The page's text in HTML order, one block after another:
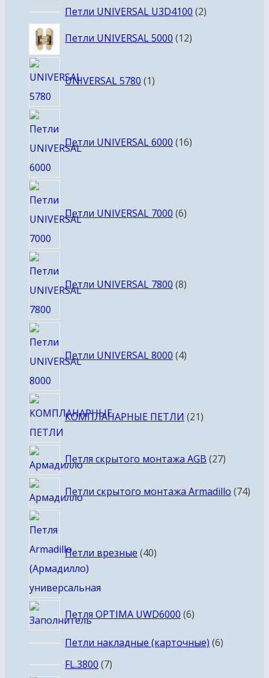
Петли UNIVERSAL U3D4100 22
Петли UNIVERSAL 5000 1212
UNIVERSAL 5780 1товар
Петли UNIVERSAL 6000 16товаров
Петли UNIVERSAL 7000 6товаров
Петли UNIVERSAL 7800 8товаров
Петли UNIVERSAL 8000 4товара
КОМПЛАНАРНЫЕ ПЕТЛИ 21товар
Петля скрытого монтажа AGB 2727
Петли скрытого монтажа Armadillo 7474
Петли врезные 40
Петля OPTIMA UWD6000 66
Петли накладные (карточные) 66
FL.3800 77